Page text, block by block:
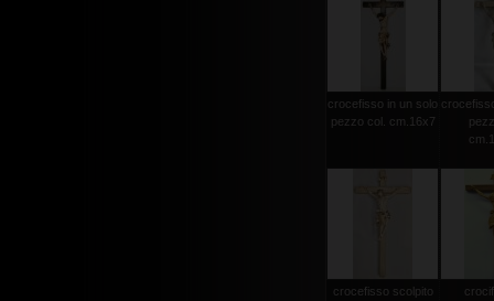
crocefisso in un solo
pezzo col. cm.16x7
crocefisso scolpito